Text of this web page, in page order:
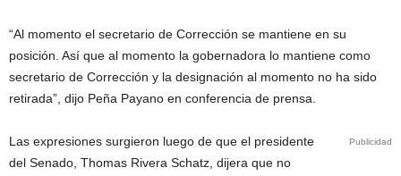
“Al momento el secretario de Corrección se mantiene en su
posición. Así que al momento la gobernadora lo mantiene como
secretario de Corrección y la designación al momento no ha sido
retirada”, dijo Peña Payano en conferencia de prensa.
Publicidad
Las expresiones surgieron luego de que el presidente
del Senado, Thomas Rivera Schatz, dijera que no